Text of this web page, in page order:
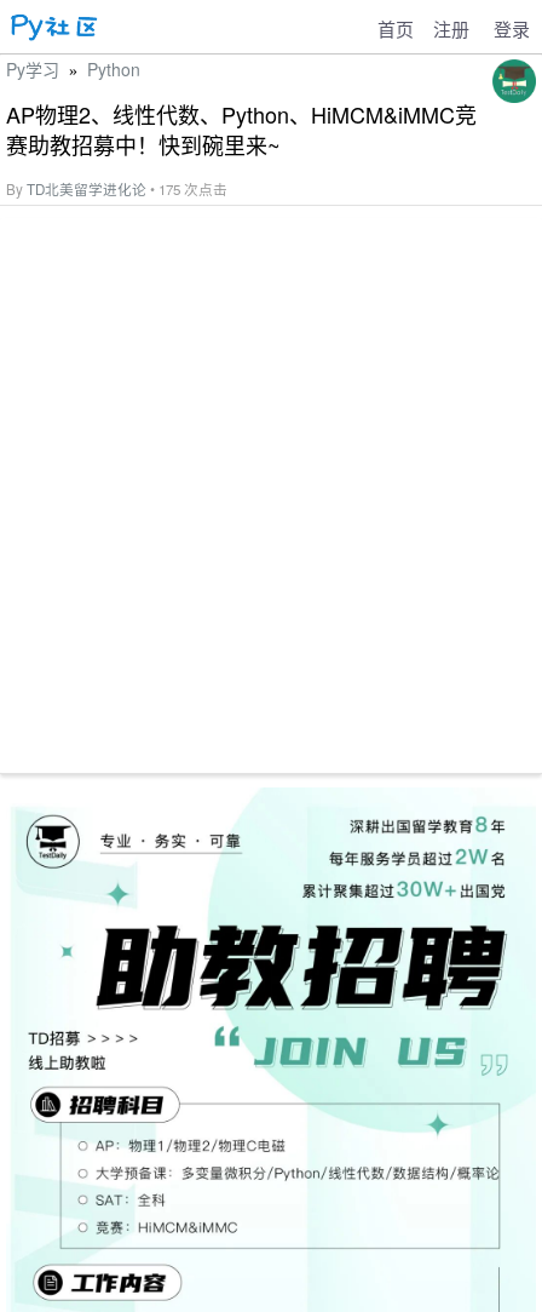
首页 注册 登录
Py学习 » Python
AP物理2、线性代数、Python、HiMCM&iMMC竞
赛助教招募中！快到碗里来~
ByTD北美留学进化论 • 175 次点击